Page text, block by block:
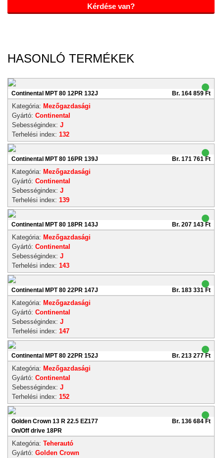
Kérdése van?
HASONLÓ TERMÉKEK
Continental MPT 80 12PR 132J Br. 164 859 Ft
Kategória: Mezőgazdasági
Gyártó: Continental
Sebességindex: J
Terhelési index: 132
Continental MPT 80 16PR 139J Br. 171 761 Ft
Kategória: Mezőgazdasági
Gyártó: Continental
Sebességindex: J
Terhelési index: 139
Continental MPT 80 18PR 143J Br. 207 143 Ft
Kategória: Mezőgazdasági
Gyártó: Continental
Sebességindex: J
Terhelési index: 143
Continental MPT 80 22PR 147J Br. 183 331 Ft
Kategória: Mezőgazdasági
Gyártó: Continental
Sebességindex: J
Terhelési index: 147
Continental MPT 80 22PR 152J Br. 213 277 Ft
Kategória: Mezőgazdasági
Gyártó: Continental
Sebességindex: J
Terhelési index: 152
Golden Crown 13 R 22.5 EZ177
On/Off drive 18PR
Br. 136 684 Ft
Kategória: Teherautó
Gyártó: Golden Crown